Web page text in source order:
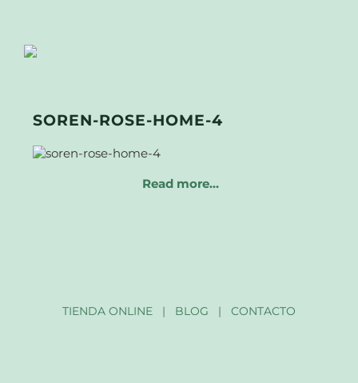
SOREN-ROSE-HOME-4
Read more…
TIENDA ONLINE| BLOG | CONTACTO